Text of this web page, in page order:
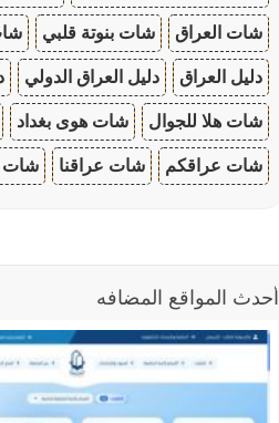
شات العراق شات بنوتة قلبي
دليل العراق دليل العراق الدولي
شات هلا للجوال شات هوى بغداد
شات عراقكم شات عراقنا شات
أحدث المواقع المضافه